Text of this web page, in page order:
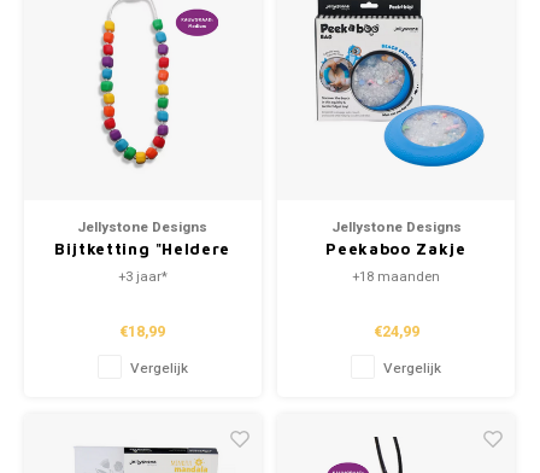
Jellystone Designs
Bijtketting "Heldere
Regenboog"
+3 jaar*
€18,99
Vergelijk
Jellystone Designs
Peekaboo Zakje
"Strand"
+18 maanden
€24,99
Vergelijk